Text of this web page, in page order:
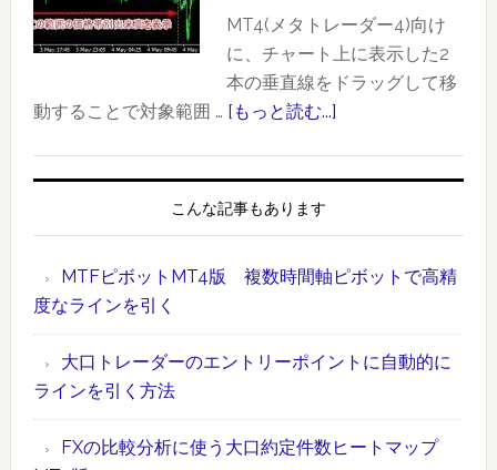
ド
事
例
円：
月
日）
CME
の
FX
大
約
定
数
ラ
MT4(メタトレーダー4)向け
に、チャート上に表示した2
本の垂直線をドラッグして移
動することで対象範囲 … [もっと読む...]
グ
作
で
指
こんな記事もあります
MTFピボットMT4版 複数時間軸ピボットで高精
度なラインを引く
大口トレーダーのエントリーポイントに自動的に
ラインを引く方法
FXの比較分析に使う大口約定件数ヒートマップ